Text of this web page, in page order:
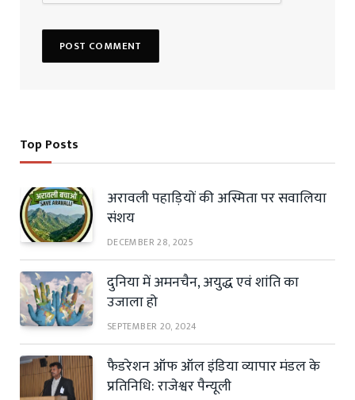
Top Posts
अरावली पहाड़ियों की अस्मिता पर सवालिया
संशय
DECEMBER 28, 2025
दुनिया में अमनचैन, अयुद्ध एवं शांति का
उजाला हो
SEPTEMBER 20, 2024
फैडरेशन ऑफ ऑल इंडिया व्यापार मंडल के
प्रतिनिधि: राजेश्वर पैन्यूली